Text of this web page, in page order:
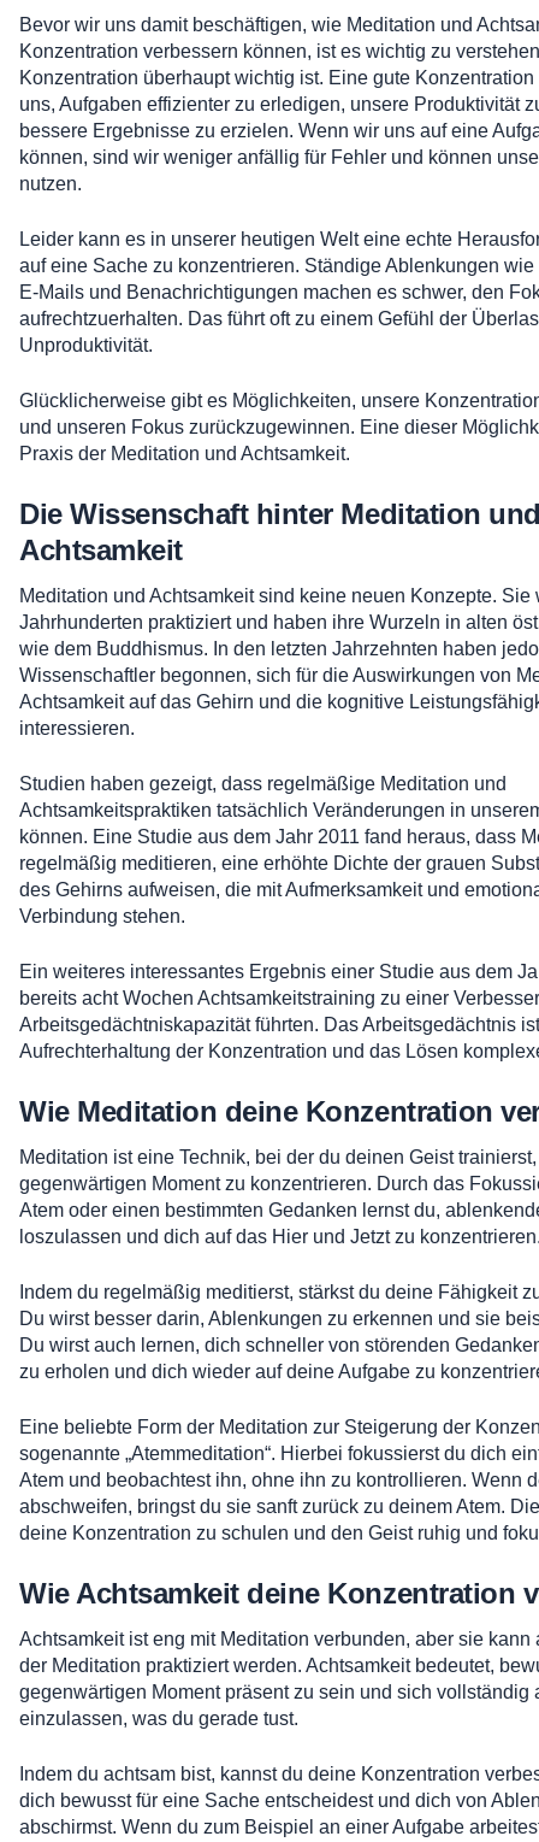
Bevor wir uns damit beschäftigen, wie Meditation und
Konzentration verbessern können, ist es wichtig zu
Konzentration überhaupt wichtig ist. Eine gute
uns, Aufgaben effizienter zu erledigen, unsere Produktivität
bessere Ergebnisse zu erzielen. Wenn wir uns auf eine
können, sind wir weniger anfällig für Fehler und können
nutzen.
Leider kann es in unserer heutigen Welt eine echte
auf eine Sache zu konzentrieren. Ständige Ablenkungen
E-Mails und Benachrichtigungen machen es schwer, den
aufrechtzuerhalten. Das führt oft zu einem Gefühl der
Unproduktivität.
Glücklicherweise gibt es Möglichkeiten, unsere
und unseren Fokus zurückzugewinnen. Eine dieser
Praxis der Meditation und Achtsamkeit.
Die Wissenschaft hinter Meditation
Achtsamkeit
Meditation und Achtsamkeit sind keine neuen Konzepte. Sie
Jahrhunderten praktiziert und haben ihre Wurzeln in alten
wie dem Buddhismus. In den letzten Jahrzehnten haben
Wissenschaftler begonnen, sich für die Auswirkungen von
Achtsamkeit auf das Gehirn und die kognitive
interessieren.
Studien haben gezeigt, dass regelmäßige Meditation und
Achtsamkeitspraktiken tatsächlich Veränderungen in
können. Eine Studie aus dem Jahr 2011 fand heraus, dass
regelmäßig meditieren, eine erhöhte Dichte der grauen
des Gehirns aufweisen, die mit Aufmerksamkeit und
Verbindung stehen.
Ein weiteres interessantes Ergebnis einer Studie aus dem
bereits acht Wochen Achtsamkeitstraining zu einer
Arbeitsgedächtniskapazität führten. Das Arbeitsgedächtnis
Aufrechterhaltung der Konzentration und das Lösen
Wie Meditation deine Konzentration
Meditation ist eine Technik, bei der du deinen Geist
gegenwärtigen Moment zu konzentrieren. Durch das
Atem oder einen bestimmten Gedanken lernst du,
loszulassen und dich auf das Hier und Jetzt zu
Indem du regelmäßig meditierst, stärkst du deine Fähigkeit
Du wirst besser darin, Ablenkungen zu erkennen und sie
Du wirst auch lernen, dich schneller von störenden
zu erholen und dich wieder auf deine Aufgabe zu
Eine beliebte Form der Meditation zur Steigerung der
sogenannte „Atemmeditation“. Hierbei fokussierst du dich
Atem und beobachtest ihn, ohne ihn zu kontrollieren. Wenn
abschweifen, bringst du sie sanft zurück zu deinem Atem.
deine Konzentration zu schulen und den Geist ruhig und
Wie Achtsamkeit deine Konzentration
Achtsamkeit ist eng mit Meditation verbunden, aber sie kann
der Meditation praktiziert werden. Achtsamkeit bedeutet,
gegenwärtigen Moment präsent zu sein und sich vollständig
einzulassen, was du gerade tust.
Indem du achtsam bist, kannst du deine Konzentration
dich bewusst für eine Sache entscheidest und dich von
abschirmst. Wenn du zum Beispiel an einer Aufgabe